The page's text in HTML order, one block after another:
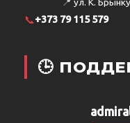
📞+373 79 115 579
🕒